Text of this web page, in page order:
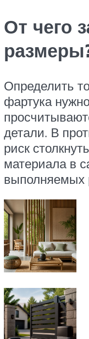
От чего
Определить
фартука
детали. В
риск
материала в
выполняемых